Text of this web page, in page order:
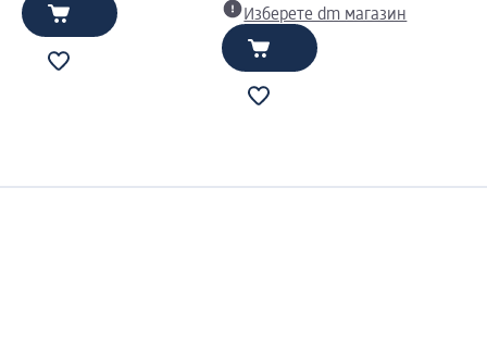
Изберете dm магазин